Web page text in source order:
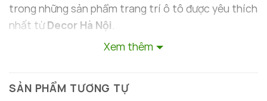
trong những sản phẩm trang trí ô tô được yêu thích
nhất từDecor Hà Nội.
Xem thêm
SẢN PHẨM TƯƠNG TỰ